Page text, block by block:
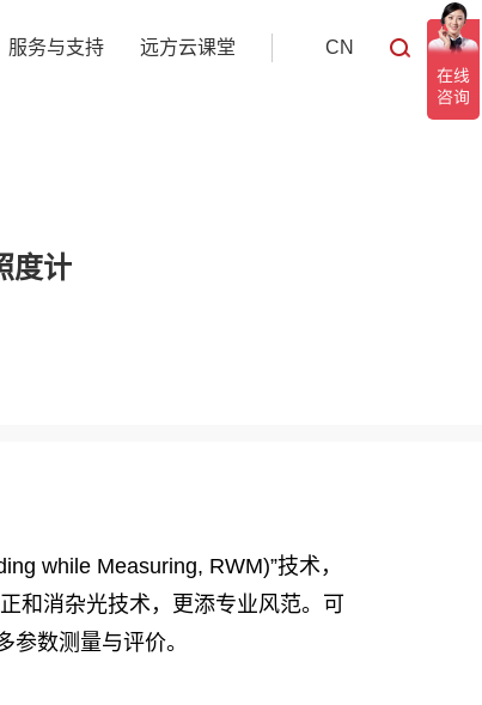
服务与支持 远方云课堂 CN
度计
while Measuring, RWM)”技术，
和消杂光技术，更添专业风范。可
数测量与评价。